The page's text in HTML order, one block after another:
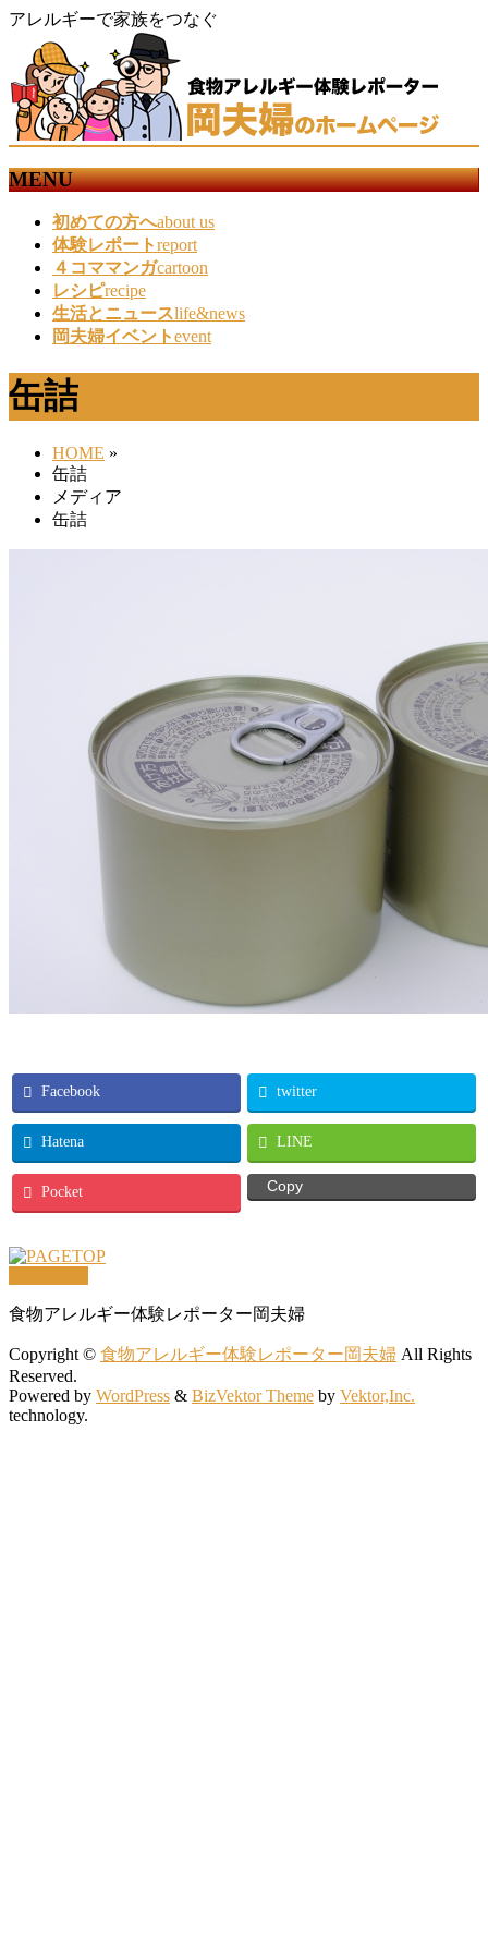
アレルギーで家族をつなぐ
MENU
す
初めての方へabout us
体験レポートreport
４コママンガcartoon
レシピrecipe
生活とニュースlife&news
岡夫婦イベントevent
缶詰
HOME »
缶詰
メディア
缶詰
Facebook twitter
Hatena LINE
Pocket Copy
食物アレルギー体験レポーター岡夫婦
Copyright © 食物アレルギー体験レポーター岡夫婦 All Rights
Reserved.
Powered by WordPress & BizVektor Theme by Vektor,Inc.
technology.